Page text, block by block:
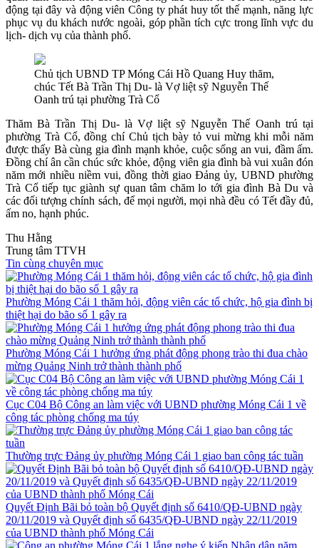
động tại đây và động viên Công ty phát huy tốt thế mạnh, năng lực
phục vụ du khách nước ngoài, góp phần tích cực trong lĩnh vực du
lịch- dịch vụ của thành phố.
Chủ tịch UBND TP Móng Cái Hồ Quang Huy thăm,
chúc Tết Bà Trần Thị Du- là Vợ liệt sỹ Nguyễn Thế
Oanh trú tại phường Trà Cổ
Thăm Bà Trần Thị Du- là Vợ liệt sỹ Nguyễn Thế Oanh trú tại
phường Trà Cổ, đồng chí Chủ tịch bày tỏ vui mừng khi mỗi năm
được thấy Bà cùng gia đình mạnh khỏe, cuộc sống an vui, đầm ấm.
Đồng chí ân cần chúc sức khỏe, động viên gia đình bà vui xuân đón
năm mới nhiều niềm vui, đồng thời giao Đảng ủy, UBND phường
Trà Cổ tiếp tục giành sự quan tâm chăm lo tới gia đình Bà Du và
các đối tượng chính sách, để mọi người, mọi nhà đều có Tết đầy đủ,
ấm no, hạnh phúc.
Thu Hằng
Trung tâm TTVH
Tin cùng chuyên mục
Phường Móng Cái 1 thăm hỏi, động viên các tổ chức, hộ gia đình bị
thiệt hại do bão số 1 gây ra
Phường Móng Cái 1 hưởng ứng phát động phong trào thi đua chào
mừng Quảng Ninh trở thành thành phố
Cục C04 Bộ Công an làm việc với UBND phường Móng Cái 1 về
công tác phòng chống ma túy
Thường trực Đảng ủy phường Móng Cái 1 giao ban công tác tuần
Quyết Định Bãi bỏ toàn bộ Quyết định số 6410/QĐ-UBND ngày
20/11/2019 và Quyết định số 6435/QĐ-UBND ngày 22/11/2019
của UBND thành phố Móng Cái